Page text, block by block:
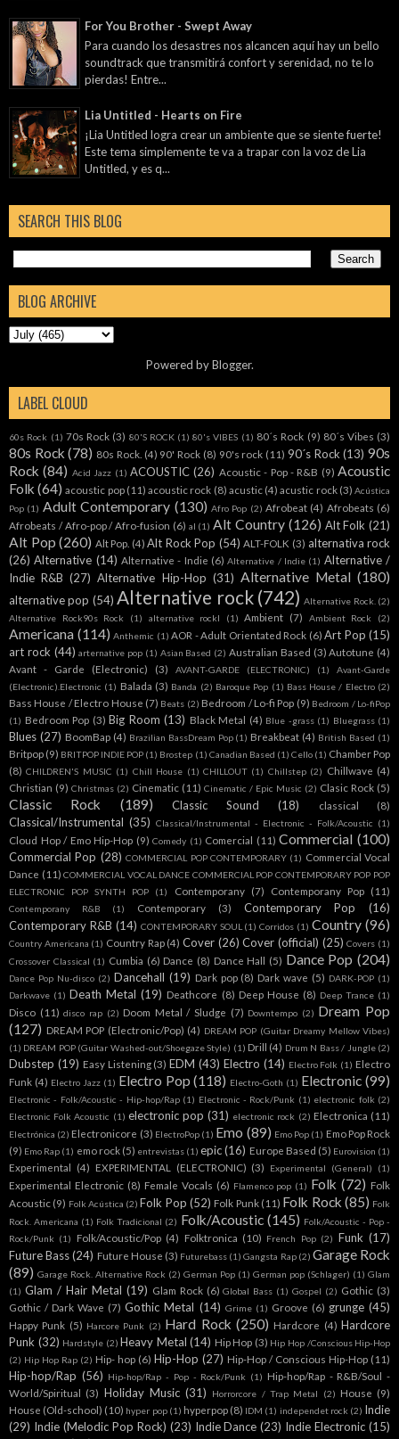
For You Brother - Swept Away
Para cuando los desastres nos alcancen aquí hay un bello
soundtrack que transmitirá confort y serenidad, no te lo
pierdas! Entre...
Lia Untitled - Hearts on Fire
¡Lia Untitled logra crear un ambiente que se siente fuerte!
Este tema simplemente te va a trapar con la voz de Lia
Untitled, y es q...
SEARCH THIS BLOG
BLOG ARCHIVE
Powered byBlogger.
LABEL CLOUD
60s Rock (1) 70s Rock (3) 80'S ROCK (1) 80's VIBES (1) 80´s Rock (9) 80´s Vibes (3)
80s Rock (78) 80s Rock. (4) 90' Rock (8) 90's rock (11) 90´s Rock (13) 90s
Rock (84) Acid Jazz (1) ACOUSTIC (26) Acoustic - Pop - R&B (9) Acoustic
Folk (64) acoustic pop (11) acoustic rock (8) acustic (4) acustic rock (3) Acústica
Pop (1) Adult Contemporary (130) Afro Pop (2) Afrobeat (4) Afrobeats (6)
Afrobeats / Afro-pop / Afro-fusion (6) al (1) Alt Country (126) Alt Folk (21)
Alt Pop (260) Alt Pop. (4) Alt Rock Pop (54) ALT-FOLK (3) alternativa rock
(26) Alternative (14) Alternative - Indie (6) Alternative / Indie (1) Alternative /
Indie R&B (27) Alternative Hip-Hop (31) Alternative Metal (180)
alternative pop (54) Alternative rock (742) Alternative Rock. (2)
Alternative Rock90s Rock
(1) alternative rockl (1) Ambient (7) Ambient Rock (2)
Americana (114) Anthemic (1) AOR - Adult Orientated Rock (6) Art Pop (15)
art rock (44) arternative pop (1) Asian Based (2) Australian Based (3) Autotune (4)
Avant - Garde (Electronic)
(3) AVANT-GARDE (ELECTRONIC) (1)
Avant-Garde
(Electronic).Electronic (1) Balada (3) Banda (2) Baroque Pop (1) Bass House / Electro (2)
Bass House / Electro House (7) Beats (2) Bedroom / Lo-fi Pop (9) Bedroom / Lo-fiPop
(1) Bedroom Pop (3) Big Room (13) Black Metal (4) Blue -grass (1) Bluegrass (1)
Blues (27) BoomBap (4) Brazilian BassDream Pop (1) Breakbeat (4) British Based (1)
Britpop (9) BRITPOP INDIE POP (1) Brostep (1) Canadian Based (1) Cello (1) Chamber Pop
(8) CHILDREN'S MUSIC (1) Chill House (1) CHILLOUT (1) Chillstep (2) Chillwave (4)
Christian (9) Christmas (2) Cinematic (11) Cinematic / Epic Music (2) Clasic Rock (5)
Classic Rock (189) Classic Sound (18) classical (8)
Classical/Instrumental (35) Classical/Instrumental - Electronic - Folk/Acoustic (1)
Cloud Hop / Emo Hip-Hop (9) Comedy (1) Comercial (11) Commercial (100)
Commercial Pop (28) COMMERCIAL POP CONTEMPORARY (1) Commercial Vocal
Dance (11) COMMERCIAL VOCAL DANCE COMMERCIAL POP CONTEMPORARY POP POP
ELECTRONIC POP SYNTH POP
(1) Contemporany (7) Contemporany Pop (11)
Contemporany R&B (1) Contemporary (3) Contemporary Pop
(16)
Contemporary R&B (14) CONTEMPORARY SOUL (1) Corridos (1) Country (96)
Country Americana (1) Country Rap (4) Cover (26) Cover (official) (25) Covers (1)
Crossover Classical (1) Cumbia (6) Dance (8) Dance Hall (5) Dance Pop (204)
Dance Pop Nu-disco (2) Dancehall (19) Dark pop (8) Dark wave (5) DARK-POP (1)
Darkwave (1) Death Metal (19) Deathcore (8) Deep House (8) Deep Trance (1)
Disco (11) disco rap (2) Doom Metal / Sludge (7) Downtempo (2) Dream Pop
(127) DREAM POP (Electronic/Pop) (4) DREAM POP (Guitar Dreamy Mellow Vibes)
(1) DREAM POP (Guitar Washed-out/Shoegaze Style) (1) Drill (4) Drum N Bass / Jungle (2)
Dubstep (19) Easy Listening (3) EDM (43) Electro (14) Electro Folk (1) Electro
Funk (4) Electro Jazz (1) Electro Pop (118) Electro-Goth (1) Electronic (99)
Electronic - Folk/Acoustic - Hip-hop/Rap (1) Electronic - Rock/Punk (1) electronic folk (2)
Electronic Folk Acoustic (1) electronic pop (31) electronic rock (2) Electronica (11)
Electrónica (2) Electronicore (3) ElectroPop (1) Emo (89) Emo Pop (1) Emo Pop Rock
(9) Emo Rap (1) emo rock (5) entrevistas (1) epic (16) Europe Based (5) Eurovision (1)
Experimental (4) EXPERIMENTAL (ELECTRONIC) (3) Experimental (General) (1)
Experimental Electronic (8) Female Vocals (6) Flamenco pop (1) Folk (72) Folk
Acoustic (9) Folk Acústica (2) Folk Pop (52) Folk Punk (11) Folk Rock (85) Folk
Rock. Americana (1) Folk Tradicional (2) Folk/Acoustic (145) Folk/Acoustic - Pop -
Rock/Punk (1) Folk/Acoustic/Pop (4) Folktronica (10) French Pop (2) Funk (17)
Future Bass (24) Future House (3) Futurebass (1) Gangsta Rap (2) Garage Rock
(89) Garage Rock. Alternative Rock (2) German Pop (1) German pop (Schlager) (1) Glam
(1) Glam / Hair Metal (19) Glam Rock (6) Global Bass (1) Gospel (2) Gothic (3)
Gothic / Dark Wave (7) Gothic Metal (14) Grime (1) Groove (6) grunge (45)
Happy Punk (5) Harcore Punk (2) Hard Rock (250) Hardcore (4) Hardcore
Punk (32) Hardstyle (2) Heavy Metal (14) Hip Hop (3) Hip Hop /Conscious Hip-Hop
(2) Hip Hop Rap (2) Hip- hop (6) Hip-Hop (27) Hip-Hop / Conscious Hip-Hop (11)
Hip-hop/Rap (56) Hip-hop/Rap - Pop - Rock/Punk (1) Hip-hop/Rap - R&B/Soul -
World/Spiritual (3) Holiday Music (31) Horrorcore / Trap Metal (2) House (9)
House (Old-school) (10) hyper pop (1) hyperpop (8) IDM (1) independet rock (2) Indie
(29) Indie (Melodic Pop Rock) (23) Indie Dance (23) Indie Electronic (15)